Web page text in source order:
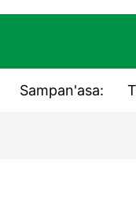
Sampan'asa: